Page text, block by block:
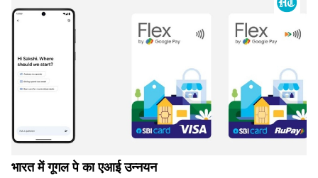
भारत में गूगल पे का एआई उन्नयन